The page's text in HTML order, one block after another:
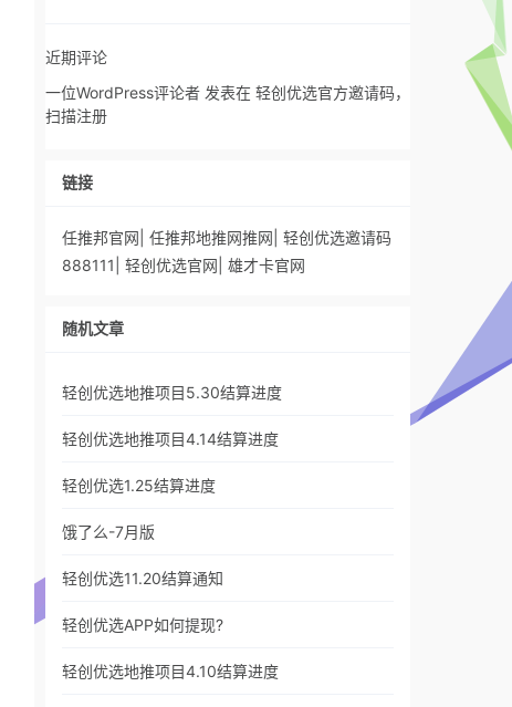
近期评论
一位WordPress评论者 发表在 轻创优选官方邀请码，
扫描注册
链接
任推邦官网 任推邦地推网推网 轻创优选邀请码
888111
轻创优选官网 雄才卡官网
随机文章
轻创优选地推项目5.30结算进度
轻创优选地推项目4.14结算进度
轻创优选1.25结算进度
饿了么-7月版
轻创优选11.20结算通知
轻创优选APP如何提现?
轻创优选地推项目4.10结算进度